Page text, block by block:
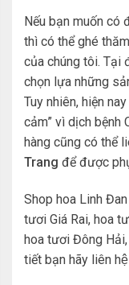
Nếu bạn muốn
thì có thể ghé
của chúng tôi. Tại
chọn lựa những
Tuy nhiên, hiện
cảm” vì dịch bệnh
hàng cũng có thể
Trang để được
Shop hoa Linh
tươi Giá Rai, hoa
hoa tươi Đông
tiết bạn hãy liên